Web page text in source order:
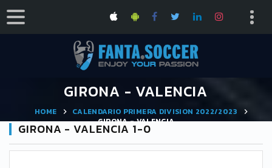
GIRONA - VALENCIA
HOME
CALENDARIO PRIMERA DIVISION 2022/2023
GIRONA - VALENCIA
GIRONA - VALENCIA 1-0